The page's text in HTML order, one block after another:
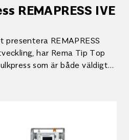
REMAPRESS IVE
REMAPRESS
har Rema Tip Top
som är både väldigt
och samtidigt byggd för
enligt TÜV Går att